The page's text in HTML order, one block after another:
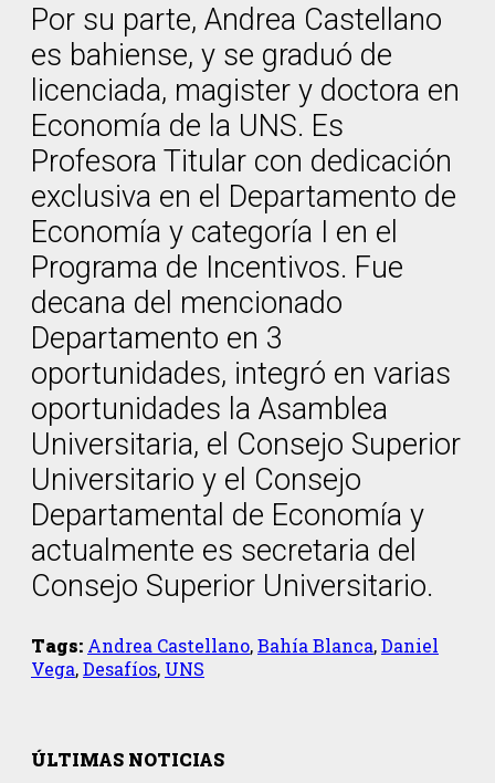
Por su parte, Andrea Castellano
es bahiense, y se graduó de
licenciada, magister y doctora en
Economía de la UNS. Es
Profesora Titular con dedicación
exclusiva en el Departamento de
Economía y categoría I en el
Programa de Incentivos. Fue
decana del mencionado
Departamento en 3
oportunidades, integró en varias
oportunidades la Asamblea
Universitaria, el Consejo Superior
Universitario y el Consejo
Departamental de Economía y
actualmente es secretaria del
Consejo Superior Universitario.
Tags: Andrea Castellano,Bahía Blanca,Daniel
Vega,Desafíos, UNS
ÚLTIMAS NOTICIAS